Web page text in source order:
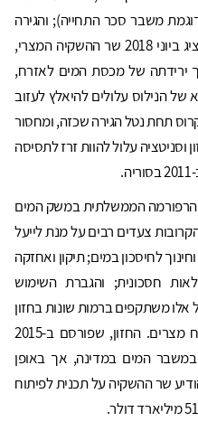
משבר סכר התחייה); והגירה
המונית אל הערים. על-פי תחזית שהציג ביוני 2018 שר ההשקיה המצרי,
ירידתה של מכסת המים לאזרח,
הנילוס עלולים להיאלץ לעזוב
תחת נטל הגירה שכזה, ומחסור
עלול להוות זרז לתסיסה
הממשלתית במשק המים
צעדים רבים על מנת לייעל
לחיסכון במים; תיקון ואחזקה
חסכונית; והגברת השימוש
אלו משתקפים ברמות שונות בחזון
"מצרים 2030", המציג מתווה לפיתוח מצרים. החזון, שפורסם ב-2015
המים במדינה, אך באופן
בלבד. בנוסף, בדצמבר 2017 הודיע שר ההשקיה על תכנית לפיתוח